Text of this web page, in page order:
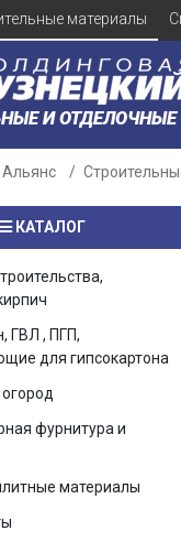
материалы
И
КАТАЛОГ
ГВЛ , ПГП,
для гипсокартона
фурнитура и
материалы